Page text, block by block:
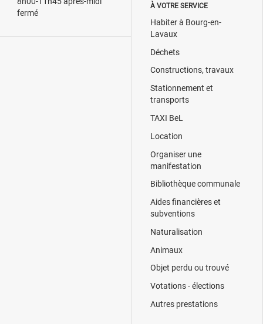
fermé
À VOTRE SERVICE
Habiter à Bourg-en-
Lavaux
Déchets
Constructions, travaux
Stationnement et
transports
TAXI BeL
Location
Organiser une
manifestation
Bibliothèque communale
Aides financières et
subventions
Naturalisation
Animaux
Objet perdu ou trouvé
Votations - élections
Autres prestations